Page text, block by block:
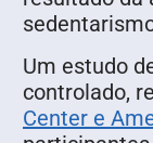
Um estudo
controlado,
Center e